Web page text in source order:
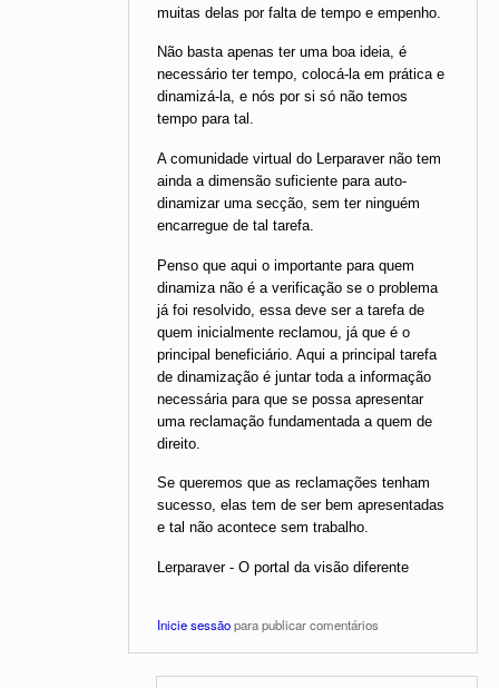
muitas delas por falta de tempo e empenho.
Não basta apenas ter uma boa ideia, é
necessário ter tempo, colocá-la em prática e
dinamizá-la, e nós por si só não temos
tempo para tal.
A comunidade virtual do Lerparaver não tem
ainda a dimensão suficiente para auto-
dinamizar uma secção, sem ter ninguém
encarregue de tal tarefa.
Penso que aqui o importante para quem
dinamiza não é a verificação se o problema
já foi resolvido, essa deve ser a tarefa de
quem inicialmente reclamou, já que é o
principal beneficiário. Aqui a principal tarefa
de dinamização é juntar toda a informação
necessária para que se possa apresentar
uma reclamação fundamentada a quem de
direito.
Se queremos que as reclamações tenham
sucesso, elas tem de ser bem apresentadas
e tal não acontece sem trabalho.
Lerparaver - O portal da visão diferente
Inicie sessãopara publicar comentários